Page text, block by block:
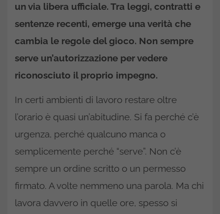
un via libera ufficiale. Tra leggi, contratti e
sentenze recenti, emerge una verità che
cambia le regole del gioco. Non sempre
serve un’autorizzazione per vedere
riconosciuto il proprio impegno.
In certi ambienti di lavoro restare oltre
l’orario è quasi un’abitudine. Si fa perché c’è
urgenza, perché qualcuno manca o
semplicemente perché “serve”. Non c’è
sempre un ordine scritto o un permesso
firmato. A volte nemmeno una parola. Ma chi
lavora davvero in quelle ore, spesso si